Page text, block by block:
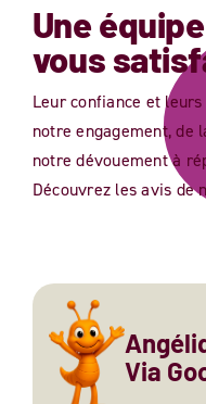
Une
vous
Leur confiance et
notre engagement, de
notre dévouement à
Découvrez les avis de
Via